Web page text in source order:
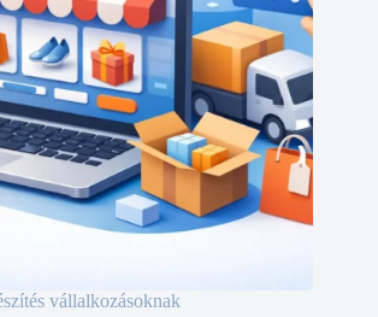
vállalkozásoknak